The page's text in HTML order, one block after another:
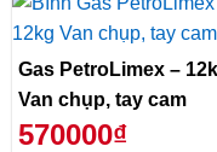
Gas PetroLimex –
Van chụp, tay cam
570000₫